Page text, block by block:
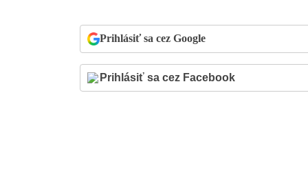
Prihlásiť sa cez Google